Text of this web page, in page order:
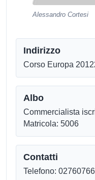
Alessandro Cortesi
Indirizzo
Corso Europa
Albo
Commercialista
Matricola: 5006
Contatti
Telefono: